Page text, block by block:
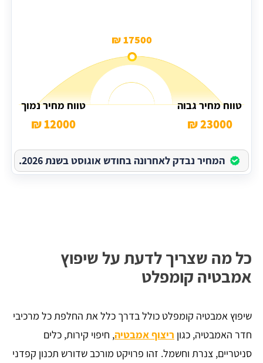
17500 ₪
טווח מחיר גבוה
23000 ₪
טווח מחיר נמוך
12000 ₪
המחיר נבדק לאחרונה בחודש אוגוסט בשנת 2026.
כל מה שצריך לדעת על שיפוץ
אמבטיה קומפלט
שיפוץ אמבטיה קומפלט כולל בדרך כלל את החלפת כל מרכיבי
חדר האמבטיה, כגון ריצוף אמבטיה, חיפוי קירות, כלים
סניטריים, צנרת וחשמל. זהו פרויקט מורכב שדורש תכנון קפדני